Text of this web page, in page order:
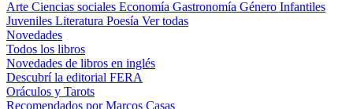
Arte Ciencias sociales Economía Gastronomía Género Infantiles
Juveniles Literatura Poesía Ver todas
Novedades
Todos los libros
Novedades de libros en inglés
Descubrí la editorial FERA
Oráculos y Tarots
Recomendados por Marcos Casas